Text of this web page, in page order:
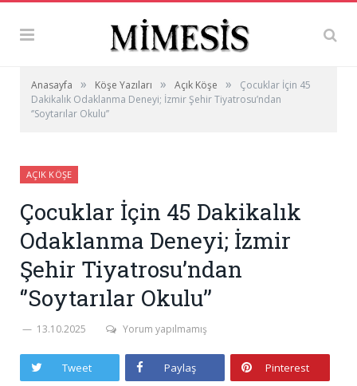
Anasayfa » Köşe Yazıları » Açık Köşe »
Çocuklar İçin 45
Dakikalık Odaklanma Deneyi; İzmir Şehir Tiyatrosu’ndan
‘’Soytarılar Okulu’’
AÇIK KÖŞE
Çocuklar İçin 45 Dakikalık
Odaklanma Deneyi; İzmir
Şehir Tiyatrosu’ndan
‘’Soytarılar Okulu’’
13.10.2025 Yorum yapılmamış
Tweet Paylaş Pinterest